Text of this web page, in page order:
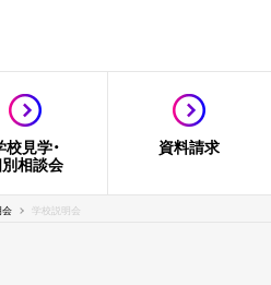
校見学・
相談会
資料請求
会 学校説明会